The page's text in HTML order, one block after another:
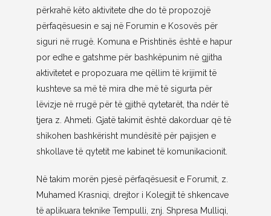
përkrahë këto aktivitete dhe do të propozojë
përfaqësuesin e saj në Forumin e Kosovës për
siguri në rrugë. Komuna e Prishtinës është e hapur
por edhe e gatshme për bashkëpunim në gjitha
aktivitetet e propozuara me qëllim të krijimit të
kushteve sa më të mira dhe më të sigurta për
lëvizje në rrugë për të gjithë qytetarët, tha ndër të
tjera z. Ahmeti. Gjatë takimit është dakorduar që të
shikohen bashkërisht mundësitë për pajisjen e
shkollave të qytetit me kabinet të komunikacionit.
Në takim morën pjesë përfaqësuesit e Forumit, z.
Muhamed Krasniqi, drejtor i Kolegjit të shkencave
të aplikuara teknike Tempulli, znj. Shpresa Mulliqi,